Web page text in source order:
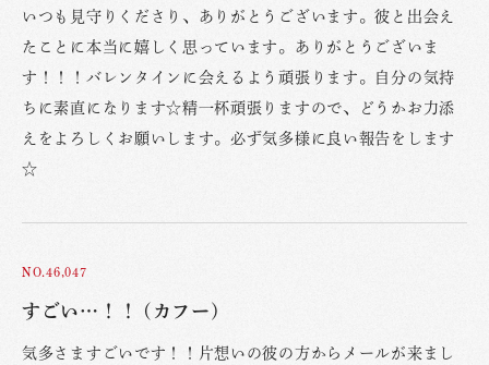
いつも見守りくださり、ありがとうございます。彼と出会え
たことに本当に嬉しく思っています。ありがとうございま
す！！！バレンタインに会えるよう頑張ります。自分の気持
ちに素直になります☆精一杯頑張りますので、どうかお力添
えをよろしくお願いします。必ず気多様に良い報告をします
☆
NO.46,047
すごい…！！ (カフー)
気多さますごいです！！片想いの彼の方からメールが来まし